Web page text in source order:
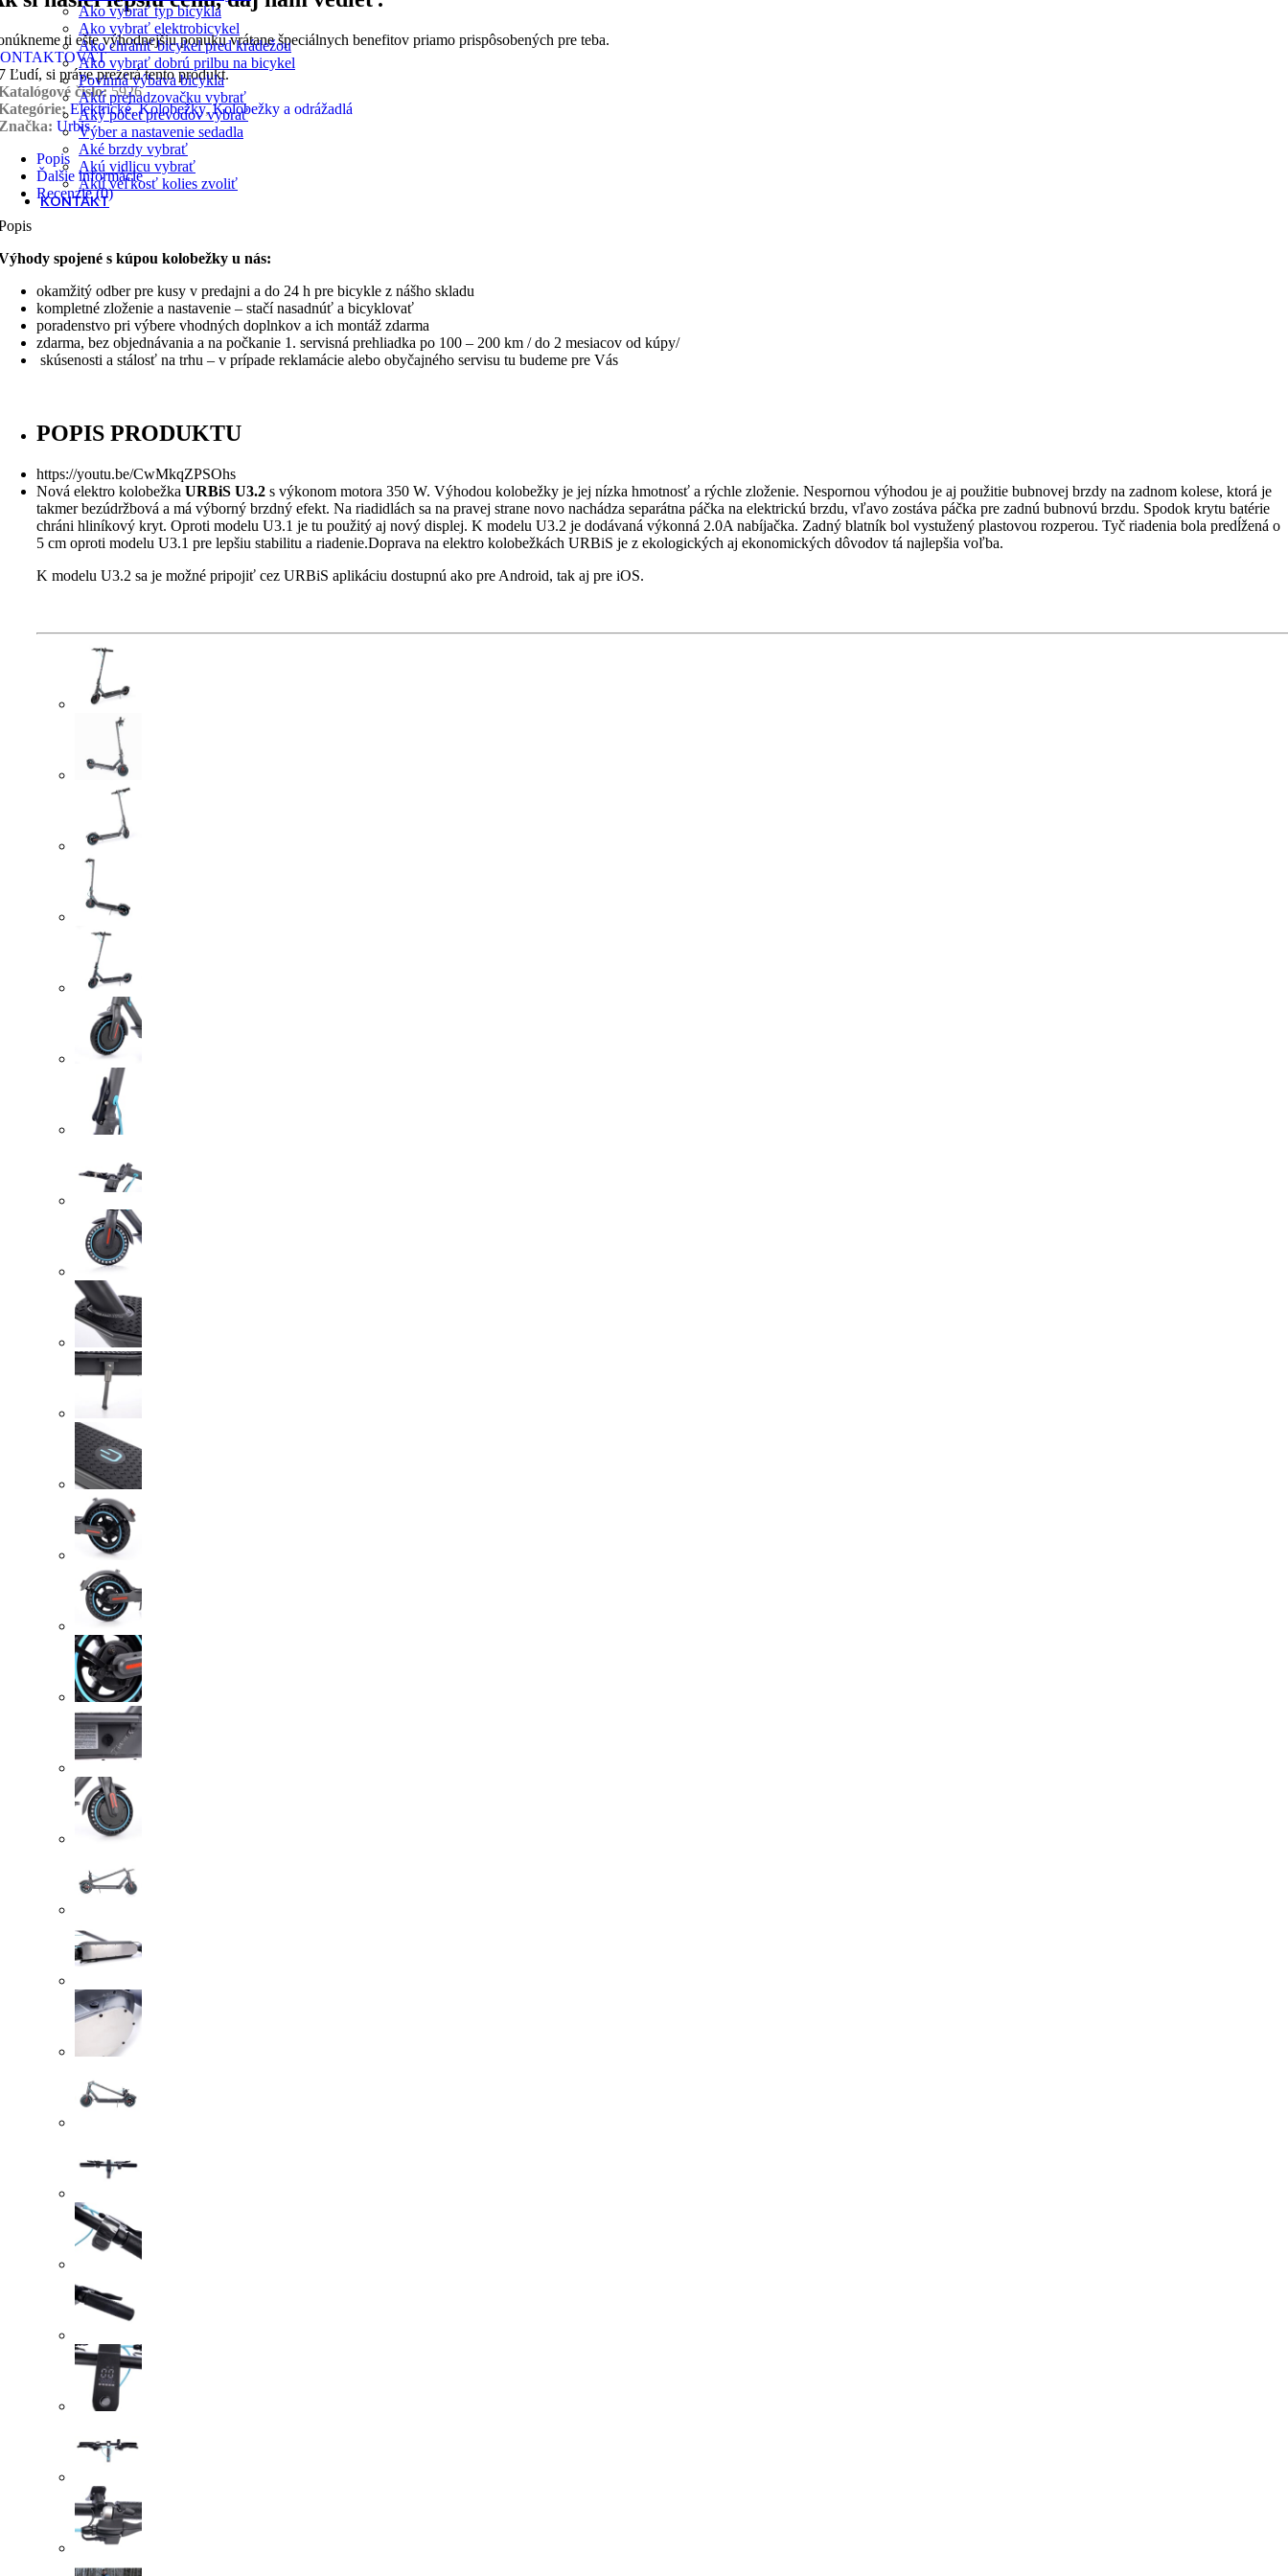
Ako vybrať typ bicykla
Ako vybrať elektrobicykel
Ako chrániť bicykel pred krádežou
Ako vybrať dobrú prilbu na bicykel
Povinná výbava bicykla
Akú prehadzovačku vybrať
Aký počet prevodov vybrať
Výber a nastavenie sedadla
Aké brzdy vybrať
Akú vidlicu vybrať
Akú veľkosť kolies zvoliť
KONTAKT
ti ešte výhodnejšiu ponuku vrátane špeciálnych benefitov priamo prispôsobených pre teba.
Ľudí, si práve prezerá tento produkt.
číslo:5926
Elektrické, Kolobežky, Kolobežky a odrážadlá
Urbis
Popis
Ďalšie informácie
Recenzie (0)
spojené s kúpou kolobežky u nás:
okamžitý odber pre kusy v predajni a do 24 h pre bicykle z nášho skladu
kompletné zloženie a nastavenie – stačí nasadnúť a bicyklovať
poradenstvo pri výbere vhodných doplnkov a ich montáž zdarma
zdarma, bez objednávania a na počkanie 1. servisná prehliadka po 100 – 200 km / do 2 mesiacov od kúpy/
skúsenosti a stálosť na trhu – v prípade reklamácie alebo obyčajného servisu tu budeme pre Vás
POPIS PRODUKTU
https://youtu.be/CwMkqZPSOhs
Nová elektro kolobežka URBiS U3.2 s výkonom motora 350 W. Výhodou kolobežky je jej nízka hmotnosť a rýchle zloženie. Nespornou výhodou je aj použitie bubnovej brzdy na zadnom kolese, ktorá je
takmer bezúdržbová a má výborný brzdný efekt. Na riadidlách sa na pravej strane novo nachádza separátna páčka na elektrickú brzdu, vľavo zostáva páčka pre zadnú bubnovú brzdu. Spodok krytu batérie
chráni hliníkový kryt. Oproti modelu U3.1 je tu použitý aj nový displej. K modelu U3.2 je dodávaná výkonná 2.0A nabíjačka. Zadný blatník bol vystužený plastovou rozperou. Tyč riadenia bola predĺžená o
5 cm oproti modelu U3.1 pre lepšiu stabilitu a riadenie.Doprava na elektro kolobežkách URBiS je z ekologických aj ekonomických dôvodov tá najlepšia voľba.
K modelu U3.2 sa je možné pripojiť cez URBiS aplikáciu dostupnú ako pre Android, tak aj pre iOS.